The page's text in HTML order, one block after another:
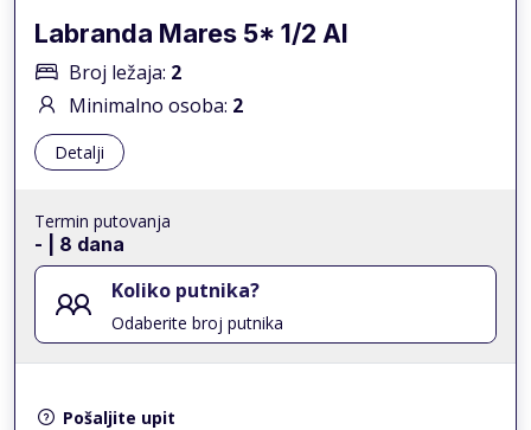
Labranda Mares 5* 1/2 AI
Broj ležaja: 2
Minimalno osoba: 2
Detalji
Termin putovanja
- | 8 dana
Koliko putnika?
Odaberite broj putnika
Pošaljite upit